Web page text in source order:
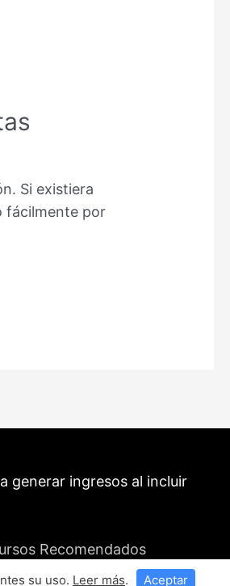
Si existiera
fácilmente por
generar ingresos al incluir
Recomendados
su uso. Leer más. Aceptar